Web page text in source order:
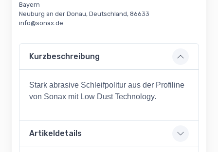
Bayern
Neuburg an der Donau, Deutschland, 86633
info@sonax.de
Kurzbeschreibung
Stark abrasive Schleifpolitur aus der Profiline
von Sonax mit Low Dust Technology.
Artikeldetails